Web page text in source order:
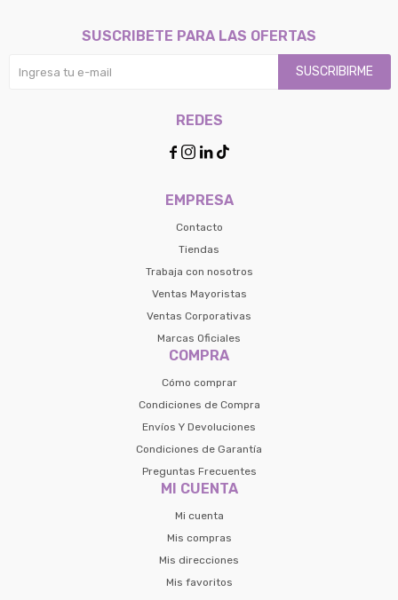
EMPRESA
Contacto
Tiendas
Trabaja con nosotros
Ventas Mayoristas
Ventas Corporativas
Marcas Oficiales
COMPRA
Cómo comprar
Condiciones de Compra
Envíos Y Devoluciones
Condiciones de Garantía
Preguntas Frecuentes
MI CUENTA
Mi cuenta
Mis compras
Mis direcciones
Mis favoritos
SUSCRIBETE PARA LAS OFERTAS
SUSCRIBIRME
REDES
   